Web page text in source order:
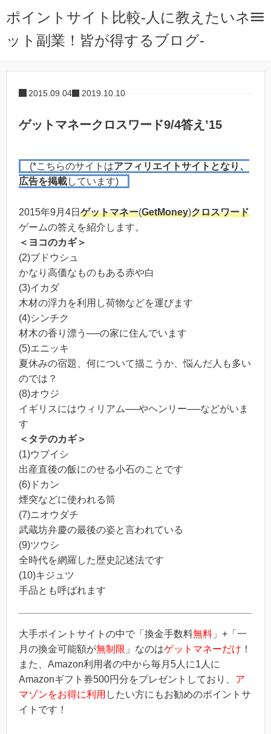
ポイントサイト比較-人に教えたいネ
ット副業！皆が得するブログ-
2015.09.04 2019.10.10
ゲットマネークロスワード9/4答え’15
(*こちらのサイトはアフィリエイトサイトとなり、
広告を掲載しています)
2015年9月4日 ゲットマネー(GetMoney)クロスワード
ゲームの答えを紹介します。
＜ヨコのカギ＞
(2)ブドウシュ
かなり高価なものもある赤や白
(3)イカダ
木材の浮力を利用し荷物などを運びます
(4)シンチク
材木の香り漂う──の家に住んでいます
(5)エニッキ
夏休みの宿題、何について描こうか、悩んだ人も多い
のでは？
(8)オウジ
イギリスにはウィリアム──やヘンリー──などがいま
す
＜タテのカギ＞
(1)ウブイシ
出産直後の飯にのせる小石のことです
(6)ドカン
煙突などに使われる筒
(7)ニオウダチ
武蔵坊弁慶の最後の姿と言われている
(9)ツウシ
全時代を網羅した歴史記述法です
(10)キジュツ
手品とも呼ばれます
大手ポイントサイトの中で「換金手数料無料 」+「一
月の換金可能額が無制限 」なのはゲットマネーだけ ！
また、Amazon利用者の中から毎月5人に1人に
Amazonギフト券500円分をプレゼントしており、 ア
マゾンをお得に利用 したい方にもお勧めのポイントサ
イトです！